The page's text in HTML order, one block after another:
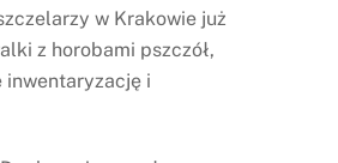
w Krakowie już
z horobami pszczół,
inwentaryzację i